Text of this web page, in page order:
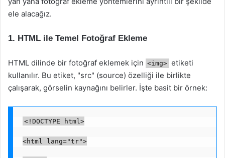
ele alacağız.
1. HTML ile Temel Fotoğraf Ekleme
HTML dilinde bir fotoğraf eklemek için <img> etiketi
kullanılır. Bu etiket, "src" (source) özelliği ile birlikte
çalışarak, görselin kaynağını belirler. İşte basit bir örnek:
<!DOCTYPE html>
<html lang="tr">